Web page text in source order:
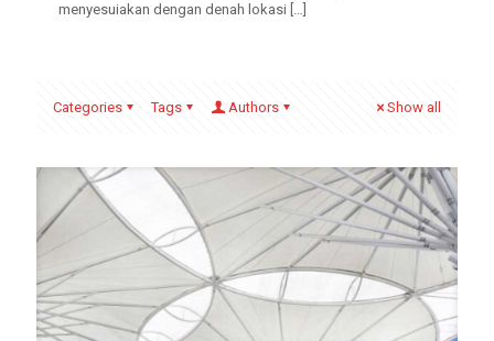
menyesuiakan dengan denah lokasi […]
Categories Tags Authors Show all